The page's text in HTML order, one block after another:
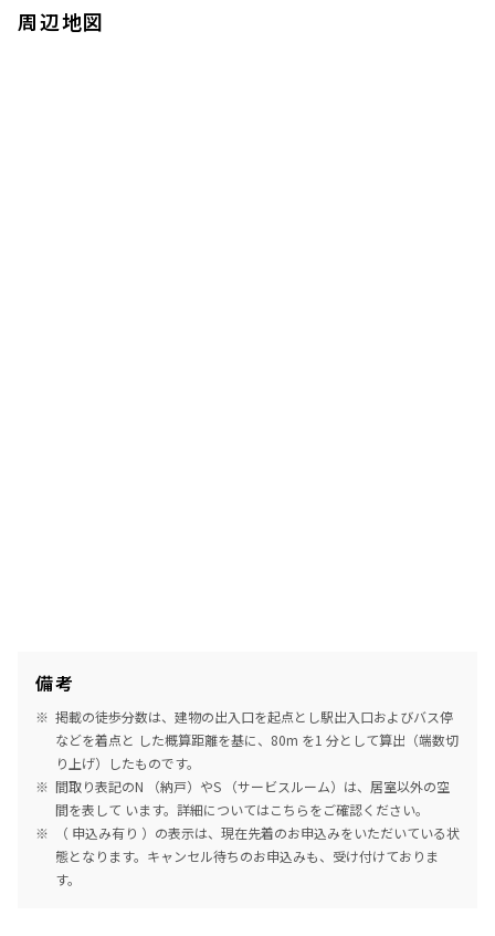
周辺地図
備考
掲載の徒歩分数は、建物の出入口を起点とし駅出入口およびバス停
などを着点と した概算距離を基に、80m を1 分として算出（端数切
り上げ）したものです。
間取り表記のN （納戸）やS （サービスルーム）は、居室以外の空
間を表して います。詳細についてはこちらをご確認ください。
（ 申込み有り ）の表示は、現在先着のお申込みをいただいている状
態となります。キャンセル待ちのお申込みも、受け付けておりま
す。